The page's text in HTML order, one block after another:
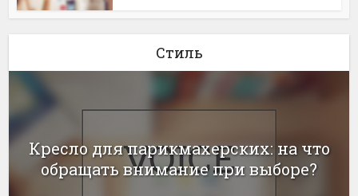
Стиль
Кресло для парикмахерских: на что
обращать внимание при выборе?